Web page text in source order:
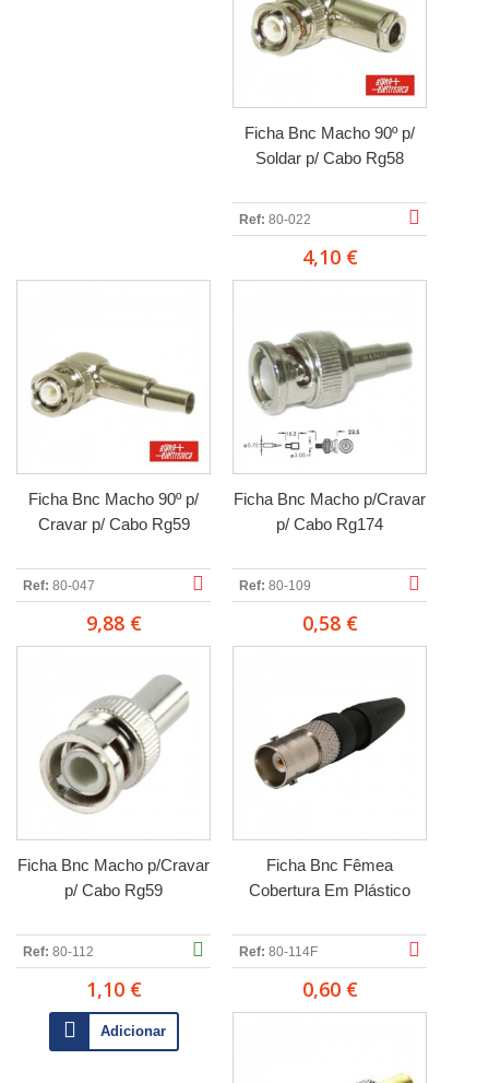
Ficha Bnc Macho 90º p/
Soldar p/ Cabo Rg58
Ref: 80-022
4,10 €
Ficha Bnc Macho 90º p/
Cravar p/ Cabo Rg59
Ref: 80-047
9,88 €
Ficha Bnc Macho p/Cravar
p/ Cabo Rg174
Ref: 80-109
0,58 €
Ficha Bnc Macho p/Cravar
p/ Cabo Rg59
Ref: 80-112
1,10 €
Adicionar
Ficha Bnc Fêmea
Cobertura Em Plástico
Ref: 80-114F
0,60 €